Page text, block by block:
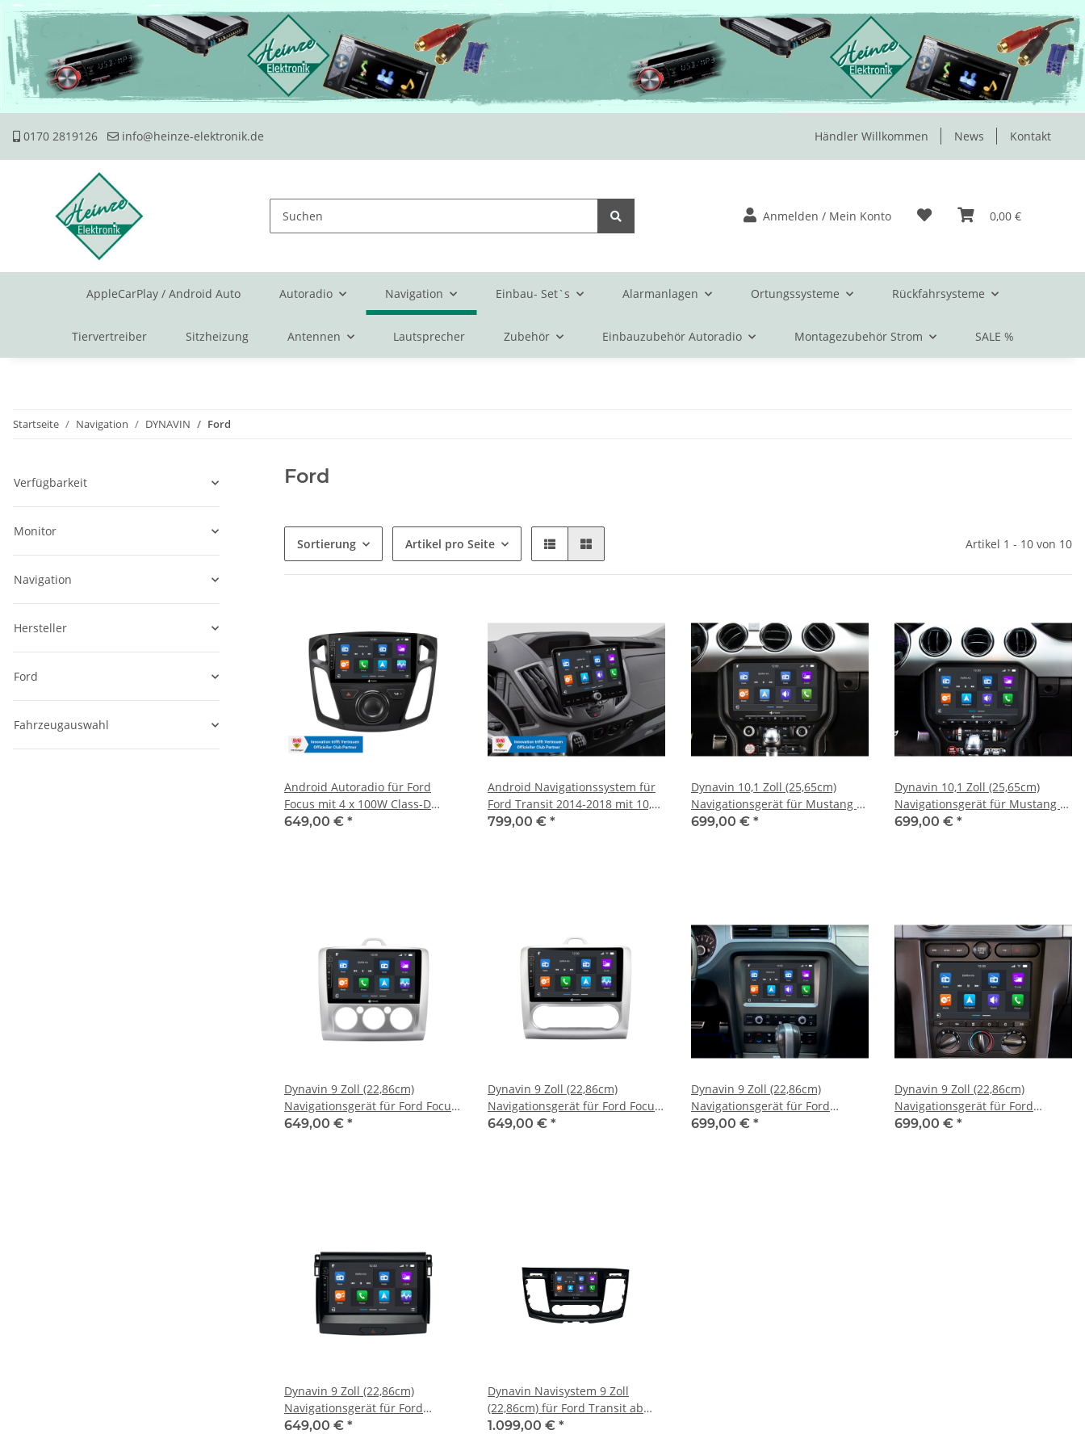
0170 2819126 info@heinze-elektronik.de Händler Willkommen News Kontakt
Anmelden / Mein Konto 0,00 €
AppleCarPlay / Android Auto Autoradio Navigation Einbau- Set`s Alarmanlagen Ortungssysteme Rückfahrsysteme
Tiervertreiber Sitzheizung Antennen Lautsprecher Zubehör Einbauzubehör Autoradio Montagezubehör Strom SALE %
Startseite Navigation DYNAVIN Ford
Ford
Sortierung Artikel pro Seite Artikel 1 - 10 von 10
Android Autoradio für Ford
Focus mit 4 x 100W Class-D
Verstärker, 9 Zoll Display
649,00 € *
Android Navigationssystem für
Ford Transit 2014-2018 mit 10,1-
Zoll Touchscreen, Inkl. Head-up-
799,00 € *
Dynavin 10,1 Zoll (25,65cm)
Navigationsgerät für Mustang VI
mit 4-Zoll Monitor
699,00 € *
Dynavin 10,1 Zoll (25,65cm)
Navigationsgerät für Mustang VI
mit 8-Zoll Monitor
699,00 € *
Dynavin 9 Zoll (22,86cm)
Navigationsgerät für Ford Focus
2004-2010
649,00 € *
Dynavin 9 Zoll (22,86cm)
Navigationsgerät für Ford Focus
2004-2010
649,00 € *
Dynavin 9 Zoll (22,86cm)
Navigationsgerät für Ford
Mustang 2010-2014
699,00 € *
Dynavin 9 Zoll (22,86cm)
Navigationsgerät für Ford
Mustang V 2005-2009
699,00 € *
Dynavin 9 Zoll (22,86cm)
Navigationsgerät für Ford
Ranger ab 2015
649,00 € *
Dynavin Navisystem 9 Zoll
(22,86cm) für Ford Transit ab
2019
1.099,00 € *
Verfügbarkeit
Monitor
Navigation
Hersteller
Ford
Fahrzeugauswahl